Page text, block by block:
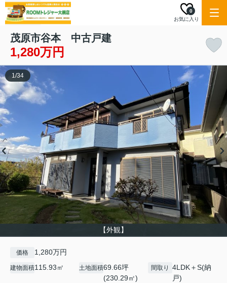
お気に入り
0
茂原市谷本 中古戸建
1,280万円
【外観】
1/34
価格 1,280万円
建物面積115.93㎡ 土地面積69.66坪
(230.29㎡)
間取り
4LDK＋S(納
戸)